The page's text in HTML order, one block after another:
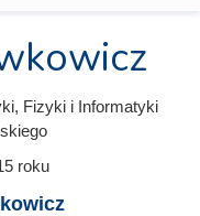
Fizyki i Informatyki
roku